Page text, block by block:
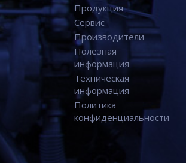
Продукция
Сервис
Производители
Полезная
информация
Техническая
информация
Политика
конфиденциальности